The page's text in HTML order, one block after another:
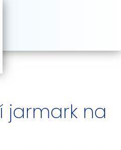
jarmark na